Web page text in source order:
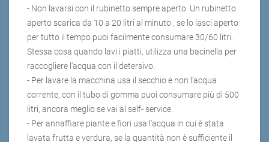
- Non lavarsi con il rubinetto sempre aperto. Un rubinetto
aperto scarica da 10 a 20 litri al minuto , se lo lasci aperto
per tutto il tempo puoi facilmente consumare 30/60 litri.
Stessa cosa quando lavi i piatti, utilizza una bacinella per
raccogliere l'acqua con il detersivo.
- Per lavare la macchina usa il secchio e non l'acqua
corrente, con il tubo di gomma puoi consumare più di 500
litri, ancora meglio se vai al self- service.
- Per annaffiare piante e fiori usa l'acqua in cui è stata
lavata frutta e verdura, se la quantità non è sufficiente il